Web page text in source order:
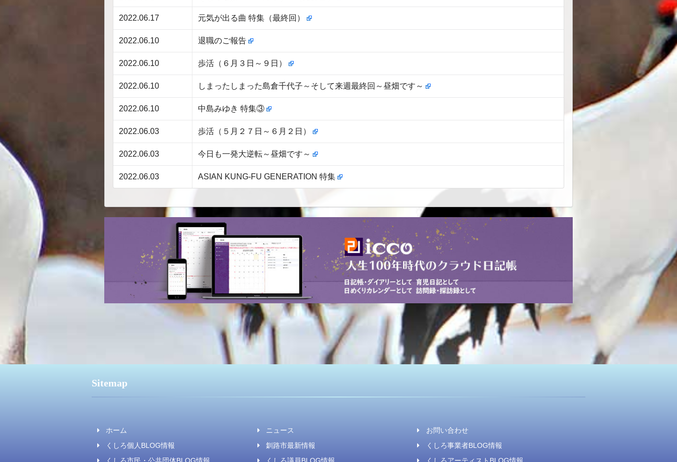
2022.06.17 元気が出る曲 特集（最終回）
2022.06.10 退職のご報告
2022.06.10 歩活（６月３日～９日）
2022.06.10 しまったしまった島倉千代子～そして来週最終回～昼畑です～
2022.06.10 中島みゆき 特集③
2022.06.03 歩活（５月２７日～６月２日）
2022.06.03 今日も一発大逆転～昼畑です～
2022.06.03 ASIAN KUNG-FU GENERATION 特集
Sitemap
ホーム ニュース
お問い合わせ
くしろ個人BLOG情報
釧路市最新情報
くしろ事業者BLOG情報
くしろ市民・公共団体BLOG情報
くしろ議員BLOG情報 くしろアーティストBLOG情報